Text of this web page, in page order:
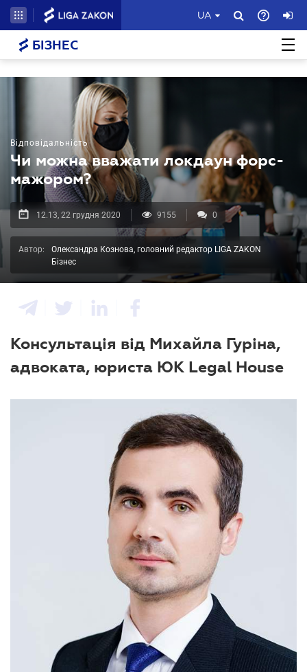
UA
БІЗНЕС
Відповідальність
Чи можна вважати локдаун форс-
мажором?
12.13, 22 грудня 2020 9155 0
Автор:
Олександра Кознова, головний редактор LIGA ZAKON
Бізнес
Консультація від Михайла Гуріна,
адвоката, юриста ЮК Legal House